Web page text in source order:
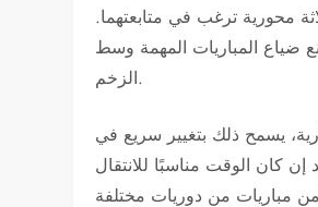
محورية ترغب في متابعتهما.
ضياع المباريات المهمة وسط
الزخم.
يسمح ذلك بتغيير سريع في
كان الوقت مناسبًا للانتقال